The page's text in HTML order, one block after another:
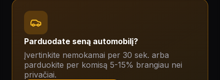
Parduodate seną automobilį?
Įvertinkite nemokamai per 30 sek. arba
parduokite per komisą 5-15% brangiau nei
privačiai.